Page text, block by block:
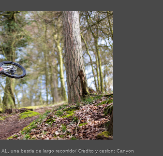
una bestia de largo recorrido/ Crédito y cesión: Canyon